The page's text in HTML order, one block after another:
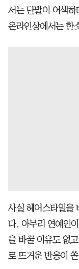
서는 단발이 어색하
온라인상에서는 한
사실 헤어스타일을
다. 아무리 연예인
을 바꿀 이유도 없
로 뜨거운 반응이